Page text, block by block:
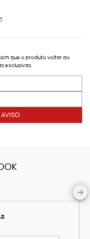
que o produto voltar ao
exclusivas.